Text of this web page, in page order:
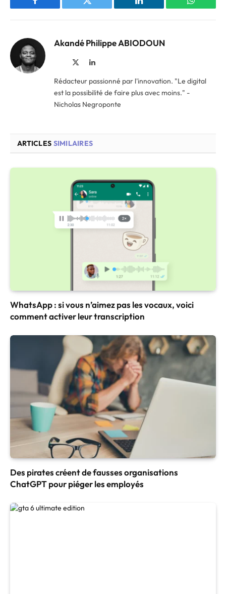
Facebook Twitter LinkedIn
Akandé Philippe ABIODOUN
LinkedIn
Rédacteur passionné par l'innovation. "Le digital
est la possibilité de faire plus avec moins." -
Nicholas Negroponte
ARTICLES SIMILAIRES
WhatsApp : si vous n’aimez pas les vocaux, voici
comment activer leur transcription
Des pirates créent de fausses organisations
ChatGPT pour piéger les employés